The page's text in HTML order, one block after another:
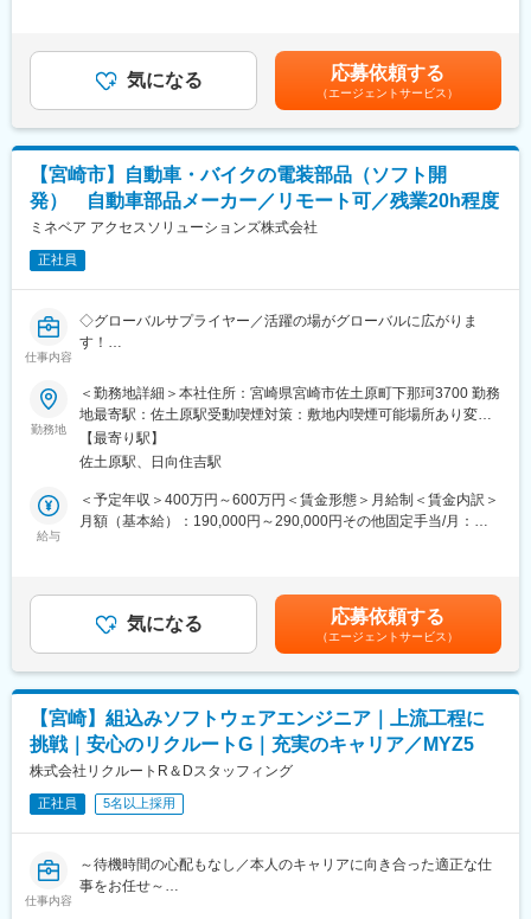
＜詳細＞
・システム評価用アプリケーションの設計、実装、評価
・ファームウェアの設計、実装、システム評価
・スケジュール管理
■募集背景：
私たちは世界中のお客様から「測定のミツトヨ」としてご評価頂
けるトップシェアの精密測定機器メーカーです。これからのミツ
トヨは自らの手で「これまでのミツトヨ」のイメージを塗り変
え、お客様の期待を超える存在、「未来を提案するソリューショ
ンカンパニー」を目指します。2034年に迎える100周年に向け、
を募集中です。
■当社の特徴：
・5,500種類以上の製品ラインナップで、"測る"分野において高い
・業界シェア世界30%、国内50%、測定工具製品国内シェア
90%！
・研究開発／製造／販売／サービスからリリースまで社内一貫体
■数字で見るミツトヨ：
・従業員数：5,862名
・新卒／キャリア入社比率：新卒58%／キャリア42%
・平均勤続年数：男性15.1年／女性14.9年
・離職率：2.3%
・有給休暇平均取得日数：12.6日
・育休取得率：男性65％、女性100％
の場合は残業代別途支給賃金はあくまでも目安の金額であり、選
考を通じて上下する可能性があります。月給(月額)は固定手当を含
めた表記です。
気になる 応募依頼する
（エージェントサービス）
【宮崎市】自動車・バイクの電装部品（ソフト開
発） 自動車部品メーカー／リモート可／残業20h程度
ミネベア アクセスソリューションズ株式会社
正社員
仕事内容
◇グローバルサプライヤー／活躍の場がグローバルに広がりま
す！
査、プレゼン等）もあり！
◇自動車・バイクに関わる様々なメーカー、様々な電装部品のソ
フト開発に携わることが可能
◇異業界出身者も活躍中／自動車やバイクが好きな人、新しい技
術にチャレンジしたい方大募集
■お任せしたい業務：
案を行います。
■組織構成
電子製造開発BL（ブロック）は28名（20名が栃木・R＆Dセンタ
ー、8名が宮崎）で構成。各拠点にマネージャーは1名ずつです。
車載製品におけるソフトフェア開発・ハードウェア開発を行って
います
■開発言語：C/C++/C#/MATLAB/ほか
■教育体制について
勤務地
＜勤務地詳細＞本社住所：宮崎県宮崎市佐土原町下那珂3700 勤務
地最寄駅：佐土原駅受動喫煙対策：敷地内喫煙可能場所あり変更
の範囲：会社の定める事業所
【最寄り駅】
佐土原駅、日向住吉駅
給与
＜予定年収＞400万円～600万円＜賃金形態＞月給制＜賃金内訳＞
月額（基本給）：190,000円～290,000円その他固定手当/月：
ヶ月分（前年度実績）→ 6.20ヶ月分（今年度実績）賃金はあく
までも目安の金額であり、選考を通じて上下する可能性がありま
す。月給(月額)は固定手当を含めた表記です。
気になる 応募依頼する
（エージェントサービス）
【宮崎】組込みソフトウェアエンジニア｜上流工程に
挑戦｜安心のリクルートG｜充実のキャリア／MYZ5
株式会社リクルートR＆Dスタッフィング
正社員 5名以上採用
仕事内容
～待機時間の心配もなし／本人のキャリアに向き合った適正な仕
事をお任せ～